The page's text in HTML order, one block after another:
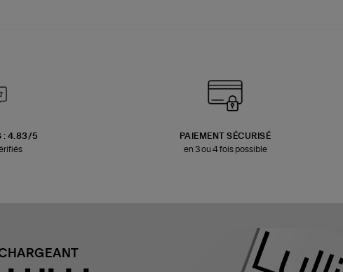
: 4.83/5
PAIEMENT SÉCURISÉ
en 3 ou 4 fois possible